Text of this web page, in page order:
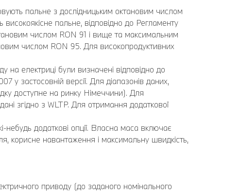
пальне з дослідницьким октановим числом
пальне, відповідно до Регламенту
числом RON 91 і вище та максимальним
числом RON 95. Для високопродуктивних
на електриці були визначені відповідно до
застосовній версії. Для діапазонів даних,
доступне на ринку Німеччини). Для
згідно з WLTP. Для отримання додаткової
додаткові опції. Власна маса включає
корисне навантаження і максимальну швидкість,
приводу (до заданого номінального